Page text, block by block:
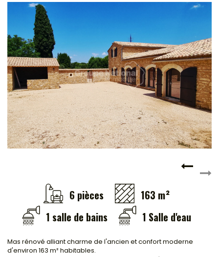
Locaux commerciaux
Immeubles
L'agence
6 pièces
163 m²
1 salle de bains
1 Salle d'eau
Mas rénové alliant charme de l'ancien et confort moderne
d'environ 163 m² habitables.